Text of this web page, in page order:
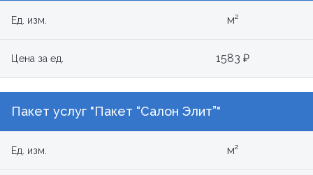
Ед. изм. м²
Цена за ед. 1583 ₽
Пакет услуг "Пакет “Салон Элит”"
Ед. изм. м²